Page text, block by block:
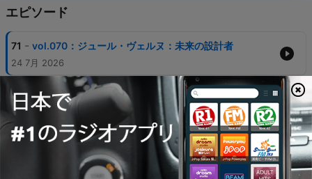
エピソード
71 - vol.070：ジュール・ヴェルヌ：未来の設計者
24 7月 2026
70 -
vol.069：ジョセフ・ピューリッツァー：賞の裏に隠
された男
20 7月 2026
69 -
vol.068：プリンセス・ダイアナ：王室の反逆者が遺